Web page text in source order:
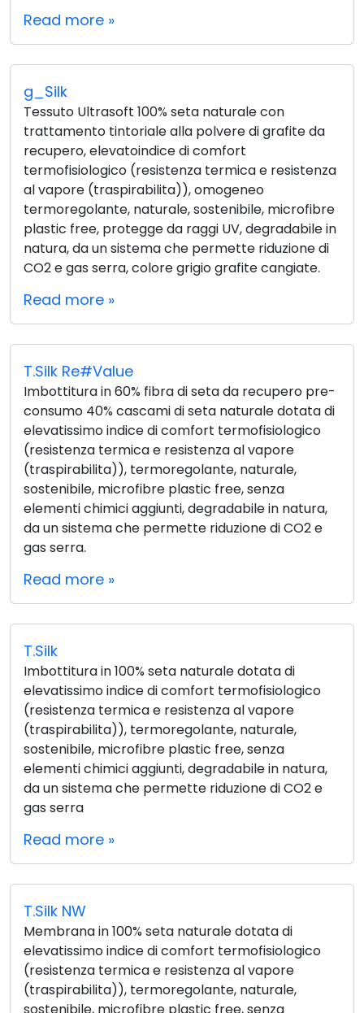
Read more »
g_Silk
Tessuto Ultrasoft 100% seta naturale con
trattamento tintoriale alla polvere di grafite da
recupero, elevatoindice di comfort
termofisiologico (resistenza termica e resistenza
al vapore (traspirabilita)), omogeneo
termoregolante, naturale, sostenibile, microfibre
plastic free, protegge da raggi UV, degradabile in
natura, da un sistema che permette riduzione di
CO2 e gas serra, colore grigio grafite cangiate.
Read more »
T.Silk Re#Value
Imbottitura in 60% fibra di seta da recupero pre-
consumo 40% cascami di seta naturale dotata di
elevatissimo indice di comfort termofisiologico
(resistenza termica e resistenza al vapore
(traspirabilita)), termoregolante, naturale,
sostenibile, microfibre plastic free, senza
elementi chimici aggiunti, degradabile in natura,
da un sistema che permette riduzione di CO2 e
gas serra.
Read more »
T.Silk
Imbottitura in 100% seta naturale dotata di
elevatissimo indice di comfort termofisiologico
(resistenza termica e resistenza al vapore
(traspirabilita)), termoregolante, naturale,
sostenibile, microfibre plastic free, senza
elementi chimici aggiunti, degradabile in natura,
da un sistema che permette riduzione di CO2 e
gas serra
Read more »
T.Silk NW
Membrana in 100% seta naturale dotata di
elevatissimo indice di comfort termofisiologico
(resistenza termica e resistenza al vapore
(traspirabilita)), termoregolante, naturale,
sostenibile, microfibre plastic free, senza